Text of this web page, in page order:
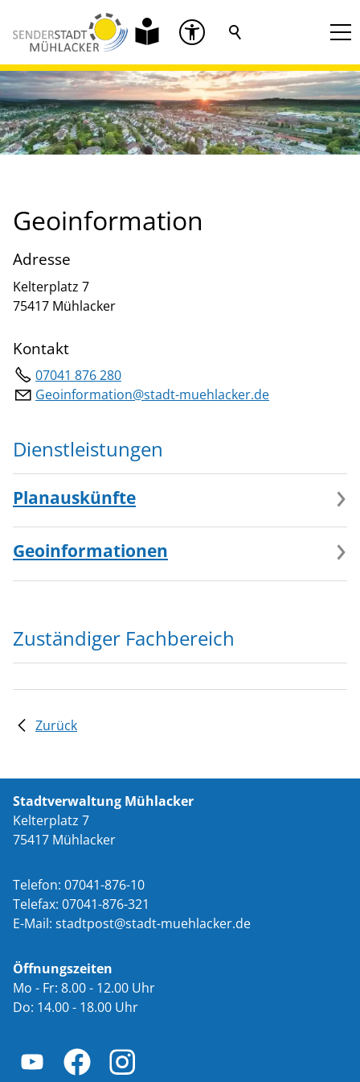
Geoinformation
Adresse
Kelterplatz 7
75417 Mühlacker
Kontakt
07041 876 280
Geoinformation@stadt-muehlacker.de
Dienstleistungen
Planauskünfte
Geoinformationen
Zuständiger Fachbereich
Zurück
Stadtverwaltung Mühlacker
Kelterplatz 7
75417 Mühlacker
Telefon: 07041-876-10
Telefax: 07041-876-321
E-Mail: st dtp st st dt-m hl ck r d
Öffnungszeiten
Mo - Fr: 8.00 - 12.00 Uhr
Do: 14.00 - 18.00 Uhr